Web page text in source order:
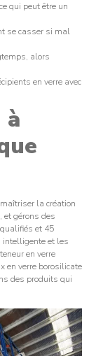
qui peut être un
se casser si mal
alors
en verre avec
à
la création
et gérons des
et 45
intelligente et les
en verre
en verre borosilicate
des produits qui